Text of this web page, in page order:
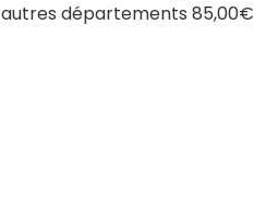
autres départements 85,00€